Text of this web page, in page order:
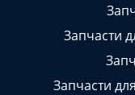
Запчасти
Запчасти